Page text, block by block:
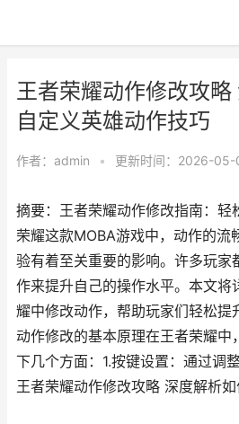
王者荣耀动作修改攻略
自定义英雄动作技巧
作者： admin • 更新时间：2026-05-
摘要：王者荣耀动作修改指南：轻
荣耀这款MOBA游戏中，动作的流
验有着至关重要的影响。许多玩家
作来提升自己的操作水平。本文将
耀中修改动作，帮助玩家们轻松提
动作修改的基本原理在王者荣耀中
下几个方面：1.按键设置：通过调
王者荣耀动作修改攻略 深度解析